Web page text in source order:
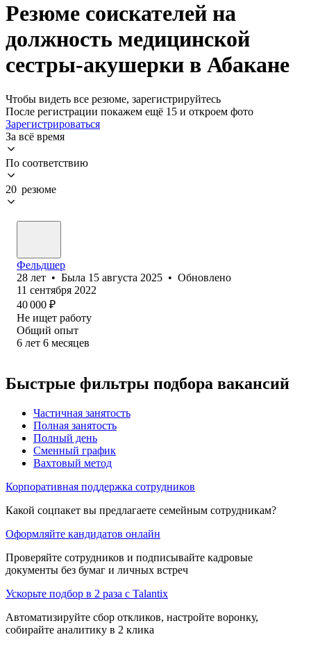
Резюме соискателей на
должность медицинской
сестры-акушерки в Абакане
Чтобы видеть все резюме, зарегистрируйтесь
После регистрации покажем ещё 15 и откроем фото
Зарегистрироваться
За всё время
По соответствию
20 резюме
Фельдшер
28 лет • Была 15 августа 2025 • Обновлено
11 сентября 2022
40 000 ₽
Не ищет работу
Общий опыт
6 лет 6 месяцев
Быстрые фильтры подбора вакансий
Частичная занятость
Полная занятость
Полный день
Сменный график
Вахтовый метод
Корпоративная поддержка сотрудников
Какой соцпакет вы предлагаете семейным сотрудникам?
Оформляйте кандидатов онлайн
Проверяйте сотрудников и подписывайте кадровые
документы без бумаг и личных встреч
Ускорьте подбор в 2 раза с Talantix
Автоматизируйте сбор откликов, настройте воронку,
собирайте аналитику в 2 клика